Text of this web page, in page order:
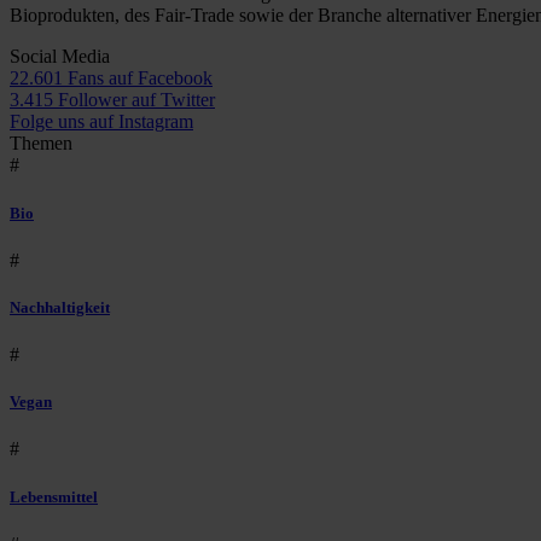
Bioprodukten, des Fair-Trade sowie der Branche alternativer
Social Media
22.601 Fans auf Facebook
3.415 Follower auf Twitter
Folge uns auf Instagram
Themen
#
Bio
#
Nachhaltigkeit
#
Vegan
#
Lebensmittel